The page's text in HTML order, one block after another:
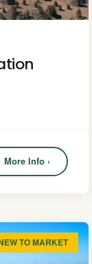
More Info ›
TO MARKET